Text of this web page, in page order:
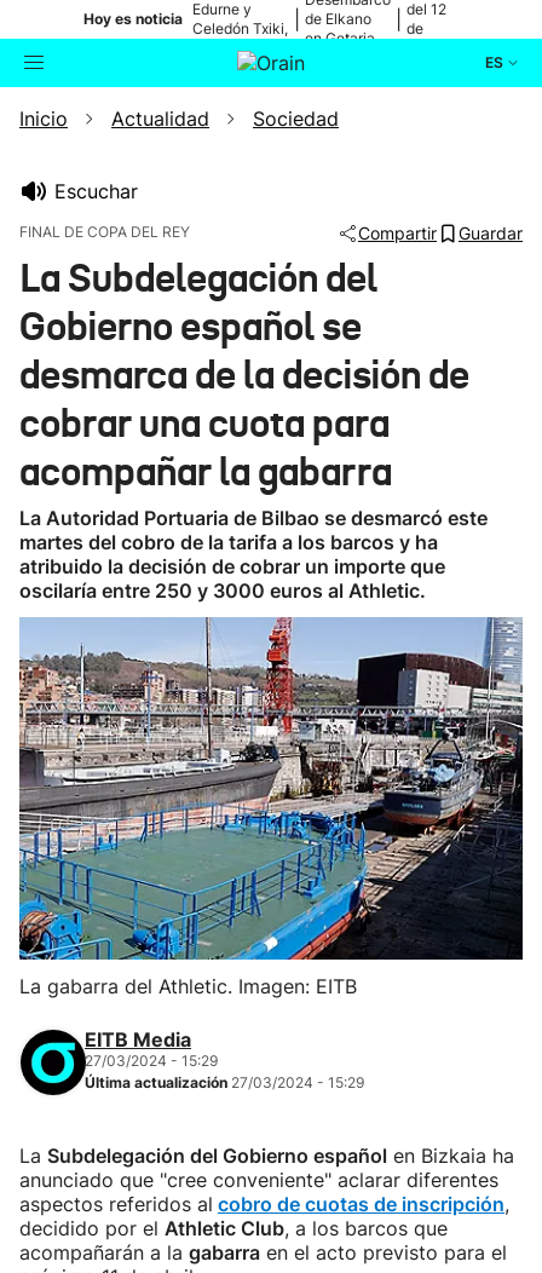
Hoy es noticia
Edurne y
Celedón Txiki,
en directo
de Elkano
en Getaria
del 12
de
ES
Buscador Actualidad
Ikusmiran
Eguraldia
Inicio Actualidad Sociedad
Escuchar
FINAL DE COPA DEL REY Compartir Guardar
La Subdelegación del
Gobierno español se
desmarca de la decisión de
cobrar una cuota para
acompañar la gabarra
La Autoridad Portuaria de Bilbao se desmarcó este
martes del cobro de la tarifa a los barcos y ha
atribuido la decisión de cobrar un importe que
oscilaría entre 250 y 3000 euros al Athletic.
La gabarra del Athletic. Imagen: EITB
EITB Media
27/03/2024 - 15:29
Última actualización 27/03/2024 - 15:29
La Subdelegación del Gobierno español en Bizkaia ha
anunciado que "cree conveniente" aclarar diferentes
aspectos referidos al cobro de cuotas de inscripción,
decidido por el Athletic Club, a los barcos que
acompañarán a la gabarra en el acto previsto para el